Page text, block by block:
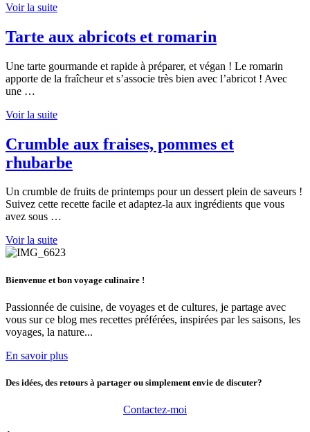
Voir la suite
Tarte aux abricots et romarin
Une tarte gourmande et rapide à préparer, et végan ! Le romarin
apporte de la fraîcheur et s’associe très bien avec l’abricot ! Avec
une …
Voir la suite
Crumble aux fraises, pommes et
rhubarbe
Un crumble de fruits de printemps pour un dessert plein de saveurs !
Suivez cette recette facile et adaptez-la aux ingrédients que vous
avez sous …
Voir la suite
Bienvenue et bon voyage culinaire !
Passionnée de cuisine, de voyages et de cultures, je partage avec
vous sur ce blog mes recettes préférées, inspirées par les saisons, les
voyages, la nature...
En savoir plus
Des idées, des retours à partager ou simplement envie de discuter?
Contactez-moi